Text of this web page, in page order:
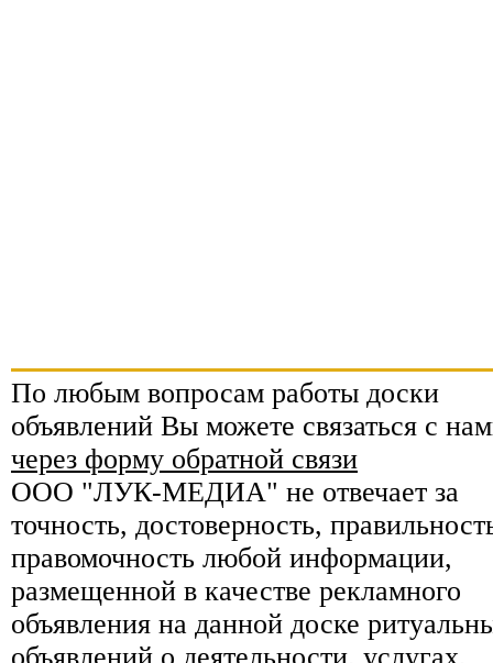
По любым вопросам работы доски
объявлений Вы можете связаться с
через форму обратной связи
ООО "ЛУК-МЕДИА" не отвечает за
точность, достоверность,
правомочность любой информации,
размещенной в качестве рекламного
объявления на данной доске